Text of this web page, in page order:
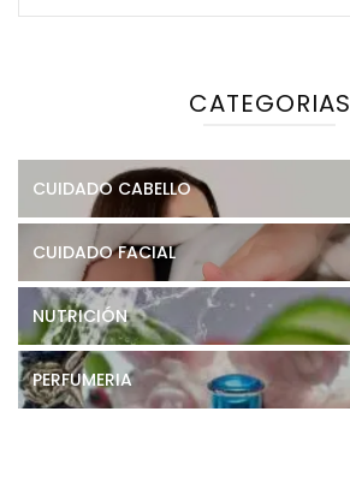
CATEGORIAS
CUIDADO CABELLO
CUIDADO FACIAL
NUTRICIÓN
PERFUMERIA